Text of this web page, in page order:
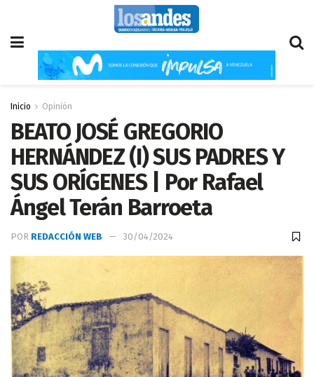
Inicio Opinión
BEATO JOSÉ GREGORIO
HERNÁNDEZ (I) SUS PADRES Y
SUS ORÍGENES | Por Rafael
Ángel Terán Barroeta
POR REDACCIÓN WEB 30/04/2024